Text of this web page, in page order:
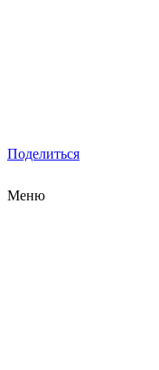
Поделиться
Меню